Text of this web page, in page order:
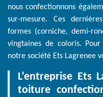
nous confectionnons
sur-mesure. Ces
formes (corniche, demi-
vingtaines de coloris.
notre société Ets Lagrenee
L’entreprise Ets
toiture